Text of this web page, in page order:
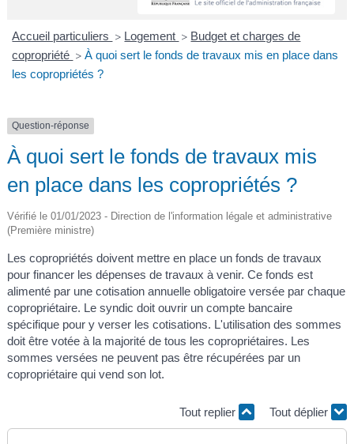
R
E
Accueil particuliers > Logement > Budget et charges de
copropriété > À quoi sert le fonds de travaux mis en place dans
les copropriétés ?
Question-réponse
À quoi sert le fonds de travaux mis
en place dans les copropriétés ?
Vérifié le 01/01/2023 - Direction de l'information légale et administrative
(Première ministre)
Les copropriétés doivent mettre en place un fonds de travaux
pour financer les dépenses de travaux à venir. Ce fonds est
alimenté par une cotisation annuelle obligatoire versée par chaque
copropriétaire. Le syndic doit ouvrir un compte bancaire
spécifique pour y verser les cotisations. L'utilisation des sommes
doit être votée à la majorité de tous les copropriétaires. Les
sommes versées ne peuvent pas être récupérées par un
copropriétaire qui vend son lot.
Tout replier Tout déplier